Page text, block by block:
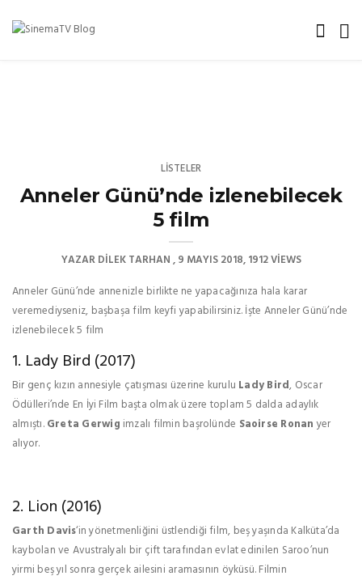
LISTELER
Anneler Günü’nde izlenebilecek
5 film
YAZARDILEK TARHAN 9 MAYIS 2018 1912 VIEWS
Anneler Günü’nde annenizle birlikte ne yapacağınıza hala karar
veremediyseniz, başbaşa film keyfi yapabilirsiniz. İşte Anneler Günü’nde
izlenebilecek 5 film
1. Lady Bird (2017)
Bir genç kızın annesiyle çatışması üzerine kurulu Lady Bird, Oscar
Ödülleri’nde En İyi Film başta olmak üzere toplam 5 dalda adaylık
almıştı.Greta Gerwig imzalı filmin başrolünde Saoirse Ronanyer
alıyor.
2. Lion (2016)
Garth Davis‘in yönetmenliğini üstlendiği film, beş yaşında Kalküta’da
kaybolan ve Avustralyalı bir çift tarafından evlat edinilen Saroo’nun
yirmi beş yıl sonra gerçek ailesini aramasının öyküsü. Filmin